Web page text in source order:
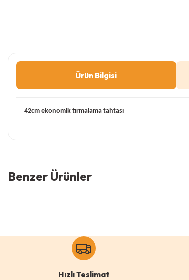
Ürün Bilgisi
42cm ekonomik tırmalama tahtası
Ürün resmi kalitesiz, bozuk veya görüntülenemiyor.
Bu ürüne benzer farklı alternatifler olmalı.
Benzer Ürünler
Hızlı Teslimat